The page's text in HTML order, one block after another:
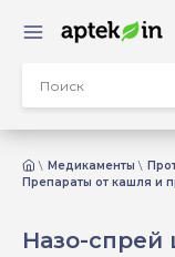
Медикаменты
Препараты от кашля и
Назо-спрей